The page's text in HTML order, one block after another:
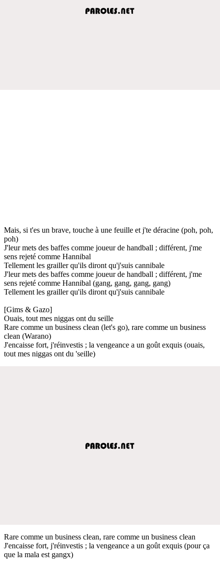
Mais, si t'es un brave, touche à une feuille et j'te déracine (poh, poh,
poh)
J'leur mets des baffes comme joueur de handball ; différent, j'me
sens rejeté comme Hannibal
Tellement les grailler qu'ils diront qu'j'suis cannibale
J'leur mets des baffes comme joueur de handball ; différent, j'me
sens rejeté comme Hannibal (gang, gang, gang, gang)
Tellement les grailler qu'ils diront qu'j'suis cannibale
[Gims & Gazo]
Ouais, tout mes niggas ont du seille
Rare comme un business clean (let's go), rare comme un business
clean (Warano)
J'encaisse fort, j'réinvestis ; la vengeance a un goût exquis (ouais,
tout mes niggas ont du 'seille)
Rare comme un business clean, rare comme un business clean
J'encaisse fort, j'réinvestis ; la vengeance a un goût exquis (pour ça
que la mala est gangx)